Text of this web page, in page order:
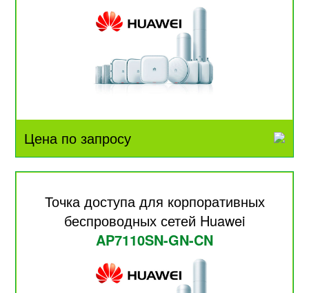
Цена по запросу
Точка доступа для корпоративных
беспроводных сетей Huawei
AP7110SN-GN-CN